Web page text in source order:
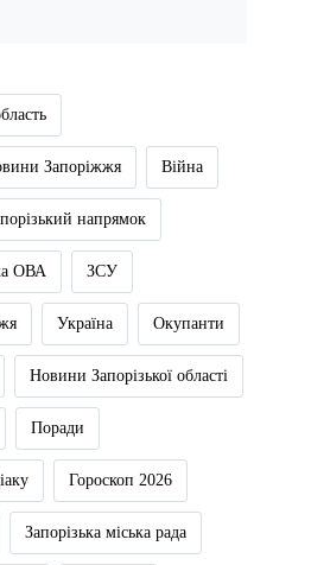
Запоріжжя Війна
напрямок
ОВА ЗСУ
Україна Окупанти
Новини Запорізької області
Поради
Гороскоп 2026
Запорізька міська рада